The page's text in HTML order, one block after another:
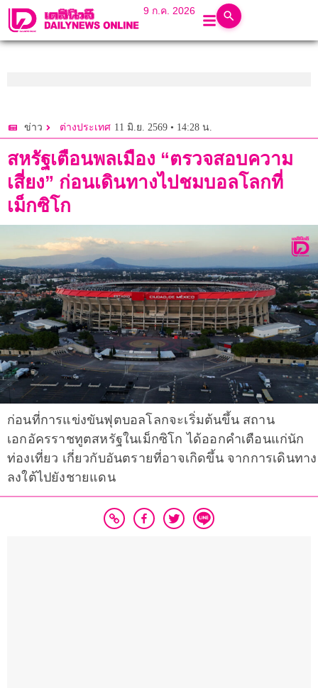
9 ก.ค. 2026
ข่าว ต่างประเทศ 11 มิ.ย. 2569 • 14:28 น.
สหรัฐเตือนพลเมือง “ตรวจสอบความ
เสี่ยง” ก่อนเดินทางไปชมบอลโลกที่
เม็กซิโก
ก่อนที่การแข่งขันฟุตบอลโลกจะเริ่มต้นขึ้น สถาน
เอกอัครราชทูตสหรัฐในเม็กซิโก ได้ออกคำเตือนแก่นัก
ท่องเที่ยว เกี่ยวกับอันตรายที่อาจเกิดขึ้น จากการเดินทาง
ลงใต้ไปยังชายแดน